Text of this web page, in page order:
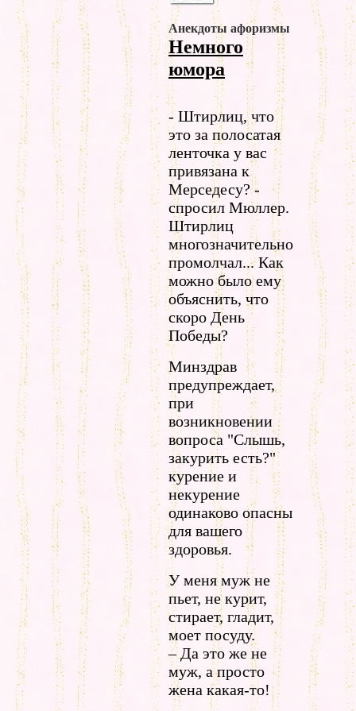
Анекдоты афоризмы
Немного
юмора
- Штирлиц, что
это за полосатая
ленточка у вас
привязана к
Мерседесу? -
спросил Мюллер.
Штирлиц
многозначительно
промолчал... Как
можно было ему
объяснить, что
скоро День
Победы?
Минздрав
предупреждает,
при
возникновении
вопроса "Слышь,
закурить есть?"
курение и
некурение
одинаково опасны
для вашего
здоровья.
У меня муж не
пьет, не курит,
стирает, гладит,
моет посуду.
– Да это же не
муж, а просто
жена какая-то!